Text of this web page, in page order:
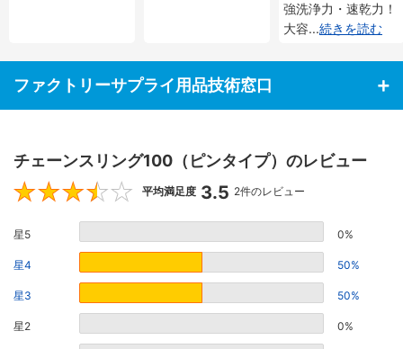
強洗浄力・速乾力！
大容...続きを読む
ファクトリーサプライ用品技術窓口
チェーンスリング100（ピンタイプ）のレビュー
3.5
平均満足度 3.5 2件のレビュー
星5 0%
星4 50%
星3 50%
星2 0%